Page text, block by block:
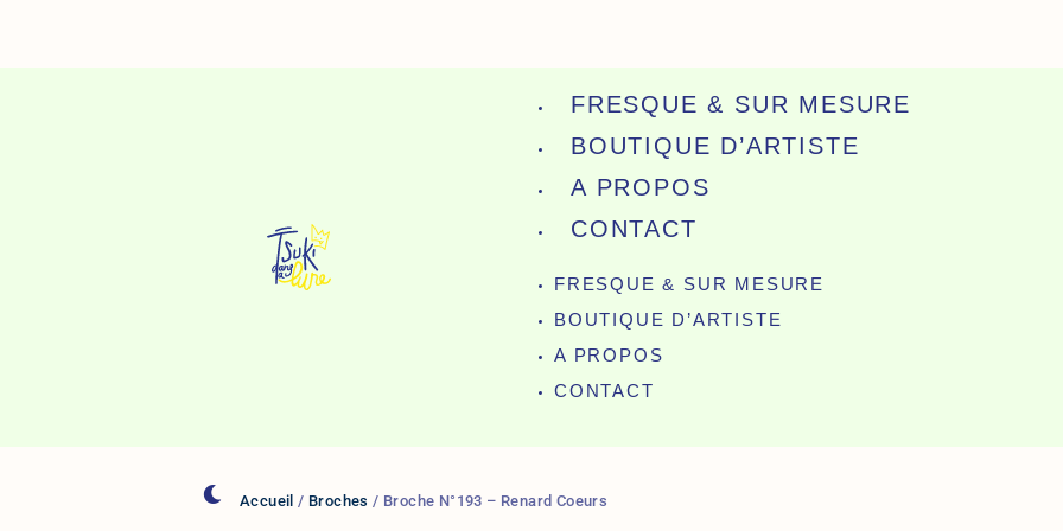
FRESQUE & SUR MESURE
BOUTIQUE D’ARTISTE
A PROPOS
CONTACT
FRESQUE & SUR MESURE
BOUTIQUE D’ARTISTE
A PROPOS
CONTACT
Accueil / Broches / Broche N°193 – Renard Coeurs